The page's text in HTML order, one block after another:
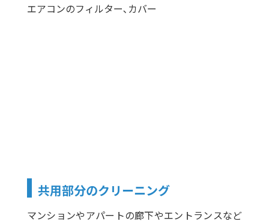
エアコンのフィルター､カバー
共用部分のクリーニング
マンションやアパートの廊下やエントランスなど